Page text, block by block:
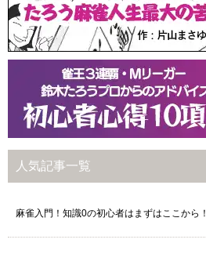
人気記事一覧
麻雀入門！知識0の初心者はまずはここから！